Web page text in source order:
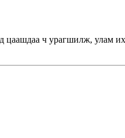
ч урагшилж, улам